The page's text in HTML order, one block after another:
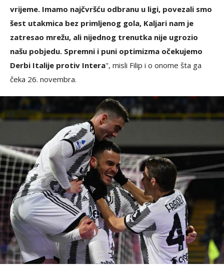
vrijeme. Imamo najčvršću odbranu u ligi, povezali smo
šest utakmica bez primljenog gola, Kaljari nam je
zatresao mrežu, ali nijednog trenutka nije ugrozio
našu pobjedu. Spremni i puni optimizma očekujemo
Derbi Italije protiv Intera", misli Filip i o onome šta ga
čeka 26. novembra.